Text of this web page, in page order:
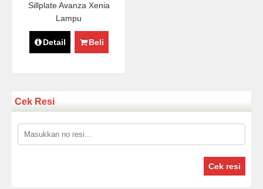
Sillplate Avanza Xenia
Lampu
Detail Beli
Cek Resi
Cek resi